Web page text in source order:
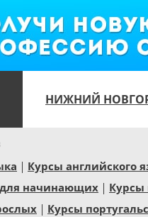
НИЖНИЙ
Курсы английского
для начинающих
Курсы
Курсы